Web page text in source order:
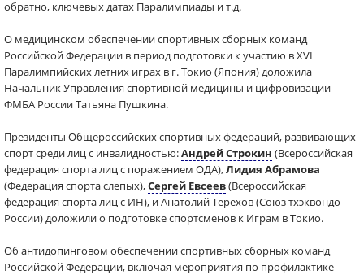
обратно, ключевых датах Паралимпиады и т.д.
О медицинском обеспечении спортивных сборных команд
Российской Федерации в период подготовки к участию в XVI
Паралимпийских летних играх в г. Токио (Япония) доложила
Начальник Управления спортивной медицины и цифровизации
ФМБА России Татьяна Пушкина.
Президенты Общероссийских спортивных федераций, развивающих
спорт среди лиц с инвалидностью:Андрей Строкин (Всероссийская
федерация спорта лиц с поражением ОДА),Лидия Абрамова
(Федерация спорта слепых),Сергей Евсеев(Всероссийская
федерация спорта лиц с ИН), и Анатолий Терехов (Союз тхэквондо
России) доложили о подготовке спортсменов к Играм в Токио.
Об антидопинговом обеспечении спортивных сборных команд
Российской Федерации, включая мероприятия по профилактике